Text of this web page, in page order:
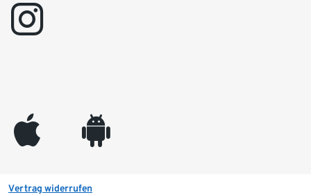
instagram
appleinc android
Vertrag widerrufen